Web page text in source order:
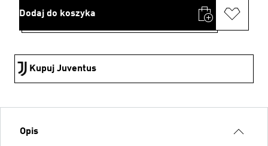
Dodaj do koszyka
Kupuj Juventus
Opis